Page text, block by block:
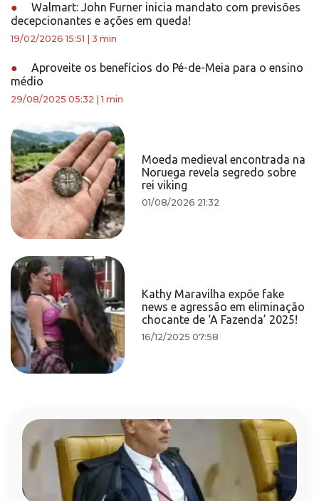
●
Walmart: John Furner inicia mandato com previsões
decepcionantes e ações em queda!
19/02/2026 15:51 3 min
●
Aproveite os benefícios do Pé-de-Meia para o ensino
médio
29/08/2025 05:32 |1 min
Moeda medieval encontrada na
Noruega revela segredo sobre
rei viking
01/08/2026 21:32
Kathy Maravilha expõe fake
news e agressão em eliminação
chocante de ‘A Fazenda’ 2025!
16/12/2025 07:58